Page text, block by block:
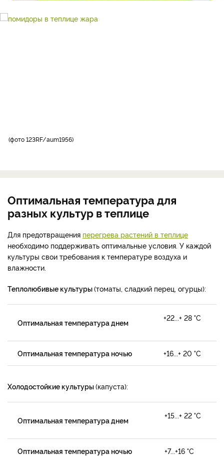
фото 123RF/aum1956
Оптимальная температура для
разных культур в теплице
Для предотвращения перегрева растений в теплице
необходимо поддерживать оптимальные условия. У каждой
культуры свои требования к температуре воздуха и
влажности.
Теплолюбивые культуры(томаты, сладкий перец, огурцы):
Оптимальная температура днем
+22...+ 28 °С
Оптимальная температура ночью +16...+ 20 °С
Холодостойкие культуры(капуста):
Оптимальная температура днем
+15...+ 22 °С
Оптимальная температура ночью +7...+16 °С